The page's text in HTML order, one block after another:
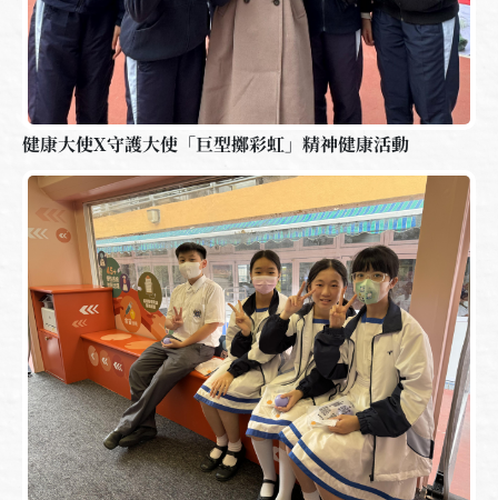
健康大使X守護大使「巨型擲彩虹」精神健康活動